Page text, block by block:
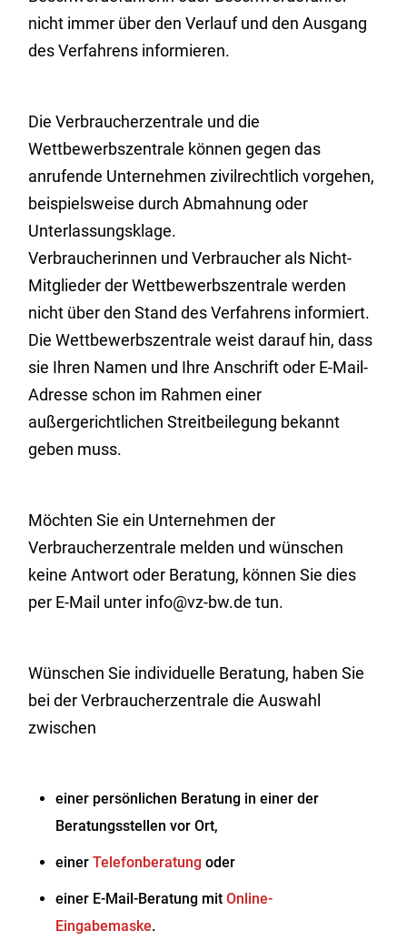
nicht immer über den Verlauf und den Ausgang
des Verfahrens informieren.
Die Verbraucherzentrale und die
Wettbewerbszentrale können gegen das
anrufende Unternehmen zivilrechtlich vorgehen,
beispielsweise durch Abmahnung oder
Unterlassungsklage.
Verbraucherinnen und Verbraucher als Nicht-
Mitglieder der Wettbewerbszentrale werden
nicht über den Stand des Verfahrens informiert.
Die Wettbewerbszentrale weist darauf hin, dass
sie Ihren Namen und Ihre Anschrift oder E-Mail-
Adresse schon im Rahmen einer
außergerichtlichen Streitbeilegung bekannt
geben muss.
Möchten Sie ein Unternehmen der
Verbraucherzentrale melden und wünschen
keine Antwort oder Beratung, können Sie dies
per E-Mail unter info@vz-bw.de tun.
Wünschen Sie individuelle Beratung, haben Sie
bei der Verbraucherzentrale die Auswahl
zwischen
einer persönlichen Beratung in einer der
Beratungsstellen vor Ort,
einerTelefonberatung oder
einer E-Mail-Beratung mitOnline-
Eingabemaske.